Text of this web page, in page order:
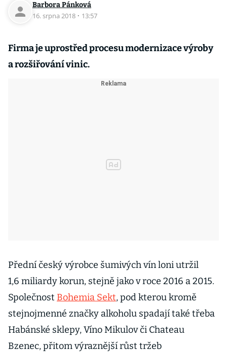
Barbora Pánková
16. srpna 2018 · 13:57
Firma je uprostřed procesu modernizace výroby
a rozšiřování vinic.
Přední český výrobce šumivých vín loni utržil
1,6 miliardy korun, stejně jako v roce 2016 a 2015.
Společnost Bohemia Sekt, pod kterou kromě
stejnojmenné značky alkoholu spadají také třeba
Habánské sklepy, Víno Mikulov či Chateau
Bzenec, přitom výraznější růst tržeb